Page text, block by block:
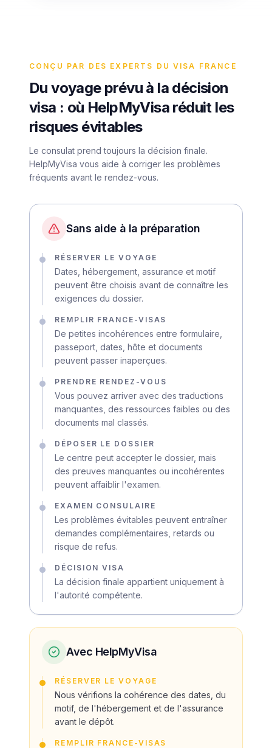
CONÇU PAR DES EXPERTS DU VISA FRANCE
Du voyage prévu à la décision
visa : où HelpMyVisa réduit les
risques évitables
Le consulat prend toujours la décision finale.
HelpMyVisa vous aide à corriger les problèmes
fréquents avant le rendez-vous.
Sans aide à la préparation
RÉSERVER LE VOYAGE
Dates, hébergement, assurance et motif
peuvent être choisis avant de connaître les
exigences du dossier.
REMPLIR FRANCE-VISAS
De petites incohérences entre formulaire,
passeport, dates, hôte et documents
peuvent passer inaperçues.
PRENDRE RENDEZ-VOUS
Vous pouvez arriver avec des traductions
manquantes, des ressources faibles ou des
documents mal classés.
DÉPOSER LE DOSSIER
Le centre peut accepter le dossier, mais
des preuves manquantes ou incohérentes
peuvent affaiblir l'examen.
EXAMEN CONSULAIRE
Les problèmes évitables peuvent entraîner
demandes complémentaires, retards ou
risque de refus.
DÉCISION VISA
La décision finale appartient uniquement à
l'autorité compétente.
Avec HelpMyVisa
RÉSERVER LE VOYAGE
Nous vérifions la cohérence des dates, du
motif, de l'hébergement et de l'assurance
avant le dépôt.
REMPLIR FRANCE-VISAS